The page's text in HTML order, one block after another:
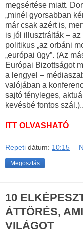
megsértése miatt.
„minél gyorsabban
már csak azért is,
is jól illusztrálták –
politikus „az orbáni
„európai ügy”. (Az
Európai Bizottságot
a lengyel –
valójában a
sajtó tényleges,
kevésbé fontos
ITT OLVASHATÓ
Repeti dátum: 10:15
Megosztás
10
ÁTTÖRÉS,
VILÁGOT